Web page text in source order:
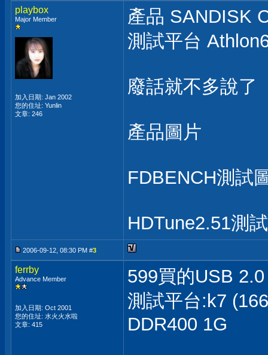
playbox
Major Member
加入日期: Jan 2002
您的住址: Yunlin
文章: 246
產品 SANDISK
測試平台
廢話就不多說了
產品圖片
FDBENCH測試
HDTune2.51測
2006-09-12, 08:30 PM #3
ferrby
Advance Member
加入日期: Oct 2001
您的住址: 水火火水啦
文章: 415
599買的USB
測試平台:k7
DDR400 1G